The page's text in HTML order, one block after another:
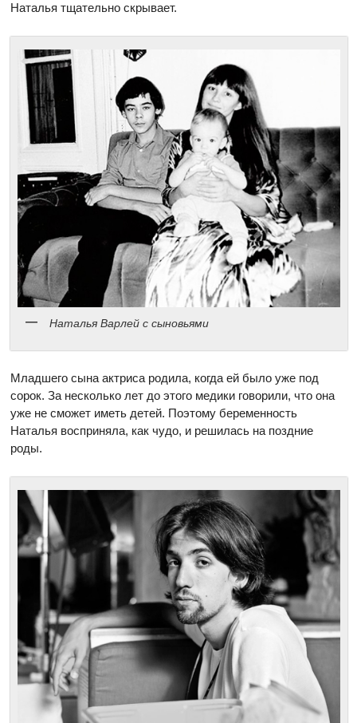
Наталья тщательно скрывает.
Наталья Варлей с сыновьями
Младшего сына актриса родила, когда ей было уже под
сорок. За несколько лет до этого медики говорили, что она
уже не сможет иметь детей. Поэтому беременность
Наталья восприняла, как чудо, и решилась на поздние
роды.